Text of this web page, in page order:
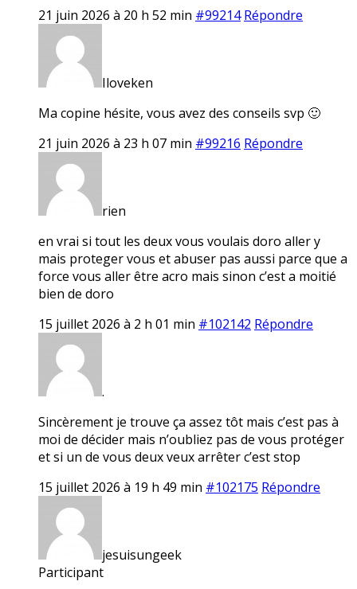
21 juin 2026 à 20 h 52 min #99214 Répondre
Iloveken
Ma copine hésite, vous avez des conseils svp 🙂
21 juin 2026 à 23 h 07 min #99216 Répondre
rien
en vrai si tout les deux vous voulais doro aller y
mais proteger vous et abuser pas aussi parce que a
force vous aller être acro mais sinon c’est a moitié
bien de doro
15 juillet 2026 à 2 h 01 min #102142 Répondre
.
Sincèrement je trouve ça assez tôt mais c’est pas à
moi de décider mais n’oubliez pas de vous protéger
et si un de vous deux veux arrêter c’est stop
15 juillet 2026 à 19 h 49 min #102175 Répondre
jesuisungeek
Participant